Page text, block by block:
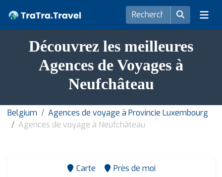
Découvrez les meilleures
Agences de Voyages à
Neufchâteau
Belgium
Agences de voyage à Provincie Luxembourg
Agences de voyage à Neufchâteau
Carte Près de moi